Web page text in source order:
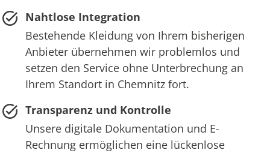
Nahtlose Integration
Bestehende Kleidung von Ihrem bisherigen
Anbieter übernehmen wir problemlos und
setzen den Service ohne Unterbrechung an
Ihrem Standort in Chemnitz fort.
Transparenz und Kontrolle
Unsere digitale Dokumentation und E-
Rechnung ermöglichen eine lückenlose